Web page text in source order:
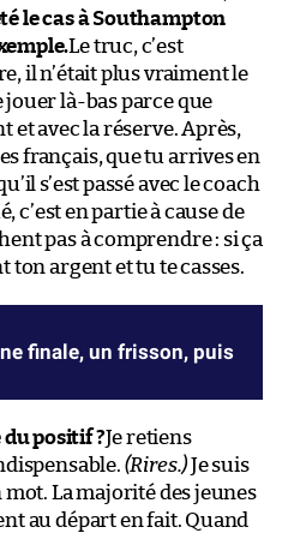
le cas à Southampton
Le truc, c’est
il n’était plus vraiment le
jouer là-bas parce que
et avec la réserve. Après,
français, que tu arrives en
s’est passé avec le coach
c’est en partie à cause de
pas à comprendre : si ça
ton argent et tu te casses.
finale, un frisson, puis
du positif ?Je retiens
(Rires.)Je suis
La majorité des jeunes
au départ en fait. Quand